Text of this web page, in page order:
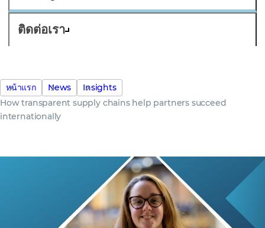
ติดต่อเรา
หน้าแรก News
Insights
How transparent supply chains help partners succeed
internationally